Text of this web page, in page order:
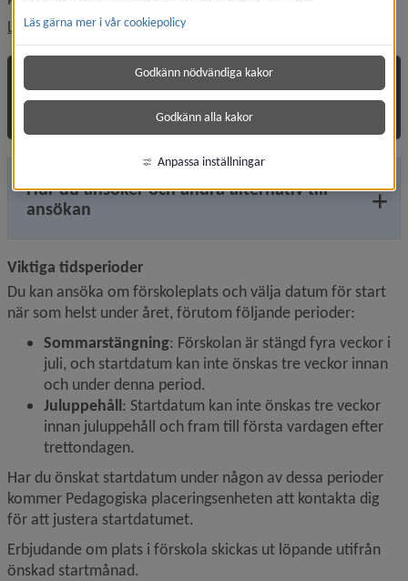
Läs mer om vem som har rätt till förskola
Ansök om plats och godkänn ansökan
med e-legitimation
Hur du ansöker och andra alternativ till
ansökan
Viktiga tidsperioder
Du kan ansöka om förskoleplats och välja datum för start
när som helst under året, förutom följande perioder:
Sommarstängning: Förskolan är stängd fyra veckor i
juli, och startdatum kan inte önskas tre veckor innan
och under denna period.
Juluppehåll: Startdatum kan inte önskas tre veckor
innan juluppehåll och fram till första vardagen efter
trettondagen.
Har du önskat startdatum under någon av dessa perioder
kommer Pedagogiska placeringsenheten att kontakta dig
för att justera startdatumet.
Erbjudande om plats i förskola skickas ut löpande utifrån
önskad startmånad.
Läs gärna mer i vår cookiepolicy
Godkänn nödvändiga kakor
Godkänn alla kakor
Anpassa inställningar